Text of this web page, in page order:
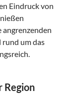
Eindruck von
angrenzenden
rund um das
Region